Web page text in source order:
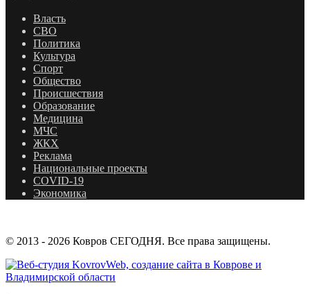
Власть
СВО
Политика
Культура
Спорт
Общество
Происшествия
Образование
Медицина
МЧС
ЖКХ
Реклама
Национальные проекты
COVID-19
Экономика
© 2013 - 2026 Ковров СЕГОДНЯ. Все права защищены.